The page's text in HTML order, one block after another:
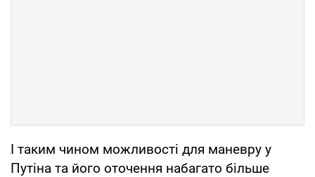
І таким чином можливості для маневру у
Путіна та його оточення набагато більше